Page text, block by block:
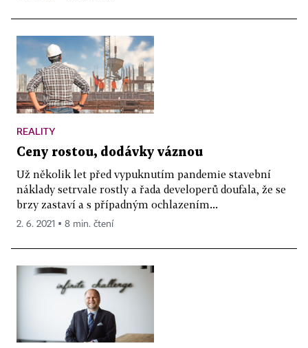
REALITY
Ceny rostou, dodávky váznou
Už několik let před vypuknutím pandemie stavební
náklady setrvale rostly a řada developerů doufala, že se
brzy zastaví a s případným ochlazením...
2. 6. 2021 ▪ 8 min. čtení